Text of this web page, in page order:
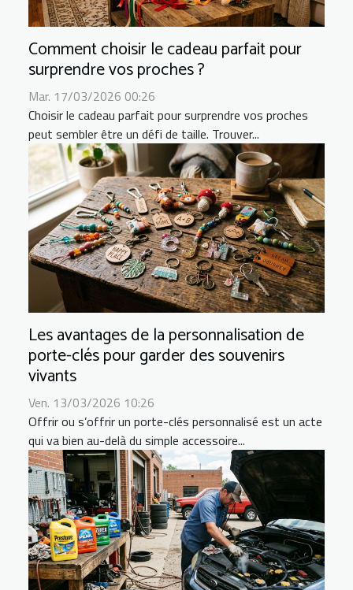
Comment choisir le cadeau parfait pour
surprendre vos proches ?
Mar. 17/03/2026 00:26
Choisir le cadeau parfait pour surprendre vos proches
peut sembler être un défi de taille. Trouver...
Les avantages de la personnalisation de
porte-clés pour garder des souvenirs
vivants
Ven. 13/03/2026 10:26
Offrir ou s’offrir un porte-clés personnalisé est un acte
qui va bien au-delà du simple accessoire...